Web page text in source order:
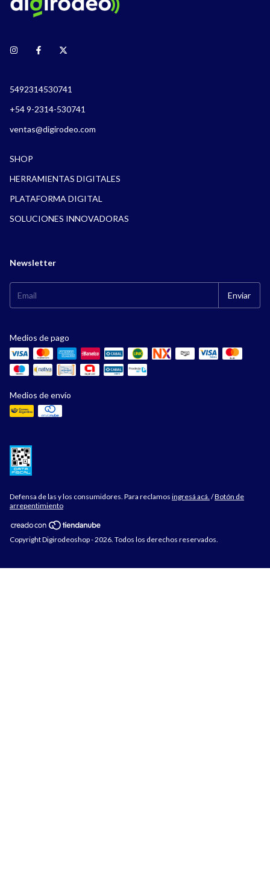
5492314530741
+54 9-2314-530741
ventas@digirodeo.com
SHOP
HERRAMIENTAS DIGITALES
PLATAFORMA DIGITAL
SOLUCIONES INNOVADORAS
Newsletter
Medios de pago
Medios de envío
Defensa de las y los consumidores. Para reclamos ingresá acá. /Botón de
arrepentimiento
Copyright Digirodeoshop - 2026. Todos los derechos reservados.